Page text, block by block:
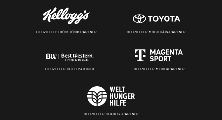
OFFIZIELLER FRÜHSTÜCKSPARTNER OFFIZIELLER MOBILITÄTS-PARTNER
OFFIZIELLER HOTELPARTNER OFFIZIELLER MEDIENPARTNER
OFFIZIELLER CHARITY-PARTNER